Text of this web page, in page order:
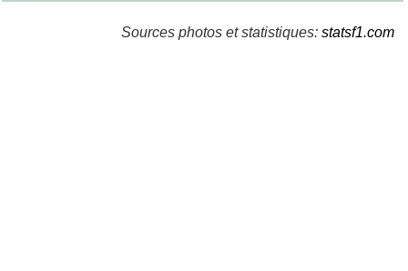
Sources photos et statistiques: statsf1.com